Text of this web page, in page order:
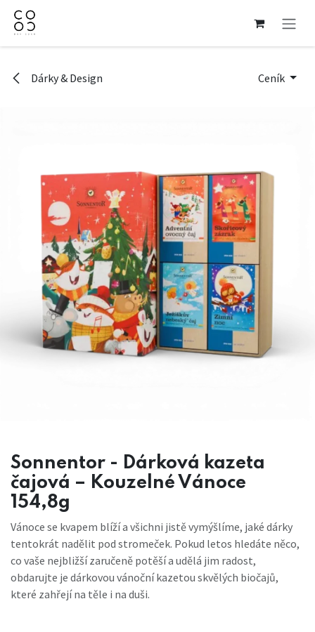
Přejít na obsah
Dárky & Design Ceník
Sonnentor - Dárková kazeta
čajová – Kouzelné Vánoce
154,8g
Vánoce se kvapem blíží a všichni jistě vymýšlíme, jaké dárky
tentokrát nadělit pod stromeček. Pokud letos hledáte něco,
co vaše nejbližší zaručeně potěší a udělá jim radost,
obdarujte je dárkovou vánoční kazetou skvělých biočajů,
které zahřejí na těle i na duši.